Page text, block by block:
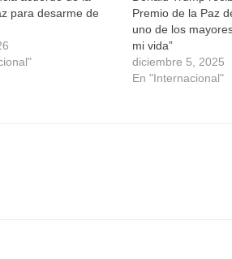
para desarme de
Premio de la Paz
uno de los
mi vida”
diciembre 5, 2025
En "Internacional"